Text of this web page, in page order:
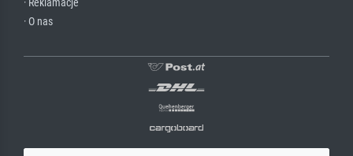
· Reklamacje
· O nas